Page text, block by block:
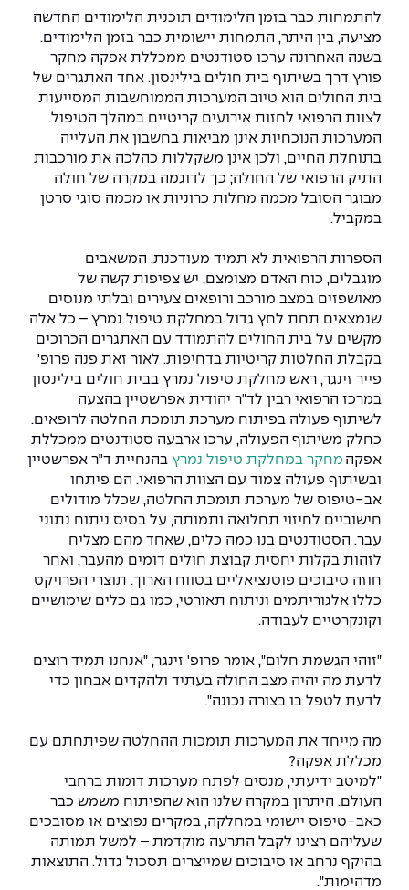
להתמחות כבר בזמן הלימודים תוכנית הלימודים החדשה
מציעה, בין היתר, התמחות יישומית כבר בזמן הלימודים.
בשנה האחרונה ערכו סטודנטים ממכללת אפקה מחקר
פורץ דרך בשיתוף בית חולים בילינסון. אחד האתגרים של
בית החולים הוא טיוב המערכות הממוחשבות המסייעות
לצוות הרפואי לחזות אירועים קריטיים במהלך הטיפול.
המערכות הנוכחיות אינן מביאות בחשבון את העלייה
בתוחלת החיים, ולכן אינן משקללות כהלכה את מורכבות
התיק הרפואי של החולה; כך לדוגמה במקרה של חולה
מבוגר הסובל מכמה מחלות כרוניות או מכמה סוגי סרטן
במקביל.
הספרות הרפואית לא תמיד מעודכנת, המשאבים
מוגבלים, כוח האדם מצומצם, יש צפיפות קשה של
מאושפזים במצב מורכב ורופאים צעירים ובלתי מנוסים
שנמצאים תחת לחץ גדול במחלקת טיפול נמרץ – כל אלה
מקשים על בית החולים להתמודד עם האתגרים הכרוכים
בקבלת החלטות קריטיות בדחיפות. לאור זאת פנה פרופ'
פייר זינגר, ראש מחלקת טיפול נמרץ בבית חולים בילינסון
במרכז הרפואי רבין לד"ר יהודית אפרשטיין בהצעה
לשיתוף פעולה בפיתוח מערכת תומכת החלטה לרופאים.
כחלק משיתוף הפעולה, ערכו ארבעה סטודנטים ממכללת
אפקה מחקר במחלקת טיפול נמרץ בהנחיית ד״ר אפרשטיין
ובשיתוף פעולה צמוד עם הצוות הרפואי. הם פיתחו
אב-טיפוס של מערכת תומכת החלטה, שכלל מודולים
חישוביים לחיזוי תחלואה ותמותה, על בסיס ניתוח נתוני
עבר. הסטודנטים בנו כמה כלים, שאחד מהם מצליח
לזהות בקלות יחסית קבוצת חולים דומים מהעבר, ואחר
חוזה סיבוכים פוטנציאליים בטווח הארוך. תוצרי הפרויקט
כללו אלגוריתמים וניתוח תאורטי, כמו גם כלים שימושיים
וקונקרטיים לעבודה.
"זוהי הגשמת חלום", אומר פרופ' זינגר, "אנחנו תמיד רוצים
לדעת מה יהיה מצב החולה בעתיד ולהקדים אבחון כדי
לדעת לטפל בו בצורה נכונה".
מה מייחד את המערכות תומכות ההחלטה שפיתחתם עם
מכללת אפקה?
"למיטב ידיעתי, מנסים לפתח מערכות דומות ברחבי
העולם. היתרון במקרה שלנו הוא שהפיתוח משמש כבר
כאב-טיפוס יישומי במחלקה, במקרים נפוצים או מסובכים
שעליהם רצינו לקבל התרעה מוקדמת – למשל תמותה
בהיקף נרחב או סיבוכים שמייצרים תסכול גדול. התוצאות
מדהימות".